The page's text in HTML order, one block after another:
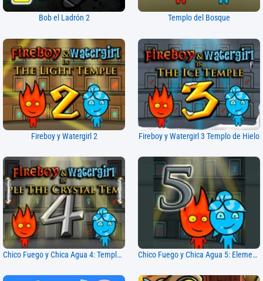
Bob el Ladrón 2 Templo del Bosque
Fireboy y Watergirl 2 Fireboy y Watergirl 3 Templo de Hielo
Chico Fuego y Chica Agua 4: Templo de Cristal Chico Fuego y Chica Agua 5: Elementos